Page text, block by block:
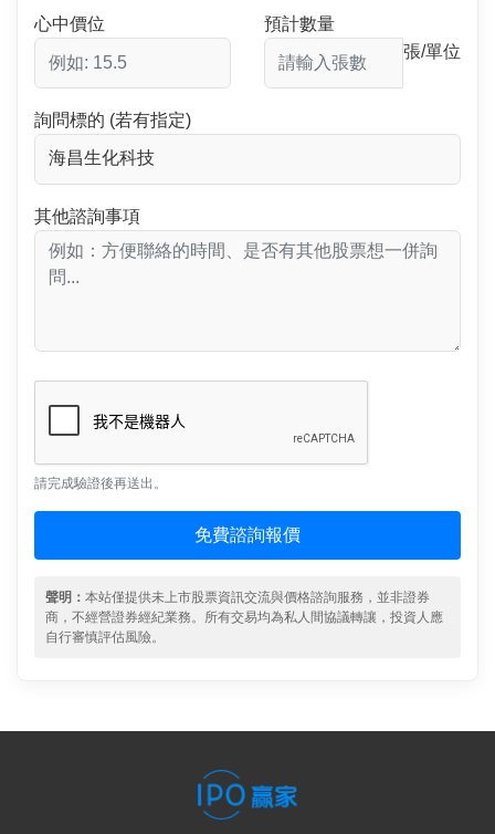
心中價位
預計數量
張/單位
詢問標的 (若有指定)
其他諮詢事項
請完成驗證後再送出。
免費諮詢報價
聲明： 本站僅提供未上市股票資訊交流與價格諮詢服務，並非證券
商，不經營證券經紀業務。所有交易均為私人間協議轉讓，投資人應
自行審慎評估風險。